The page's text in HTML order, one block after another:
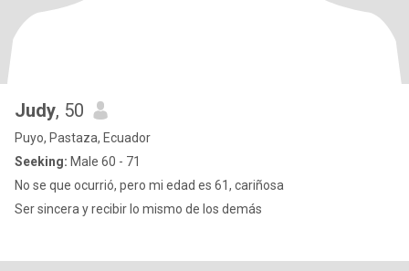
Judy, 50
Puyo, Pastaza, Ecuador
Seeking: Male 60 - 71
No se que ocurrió, pero mi edad es 61, cariñosa
Ser sincera y recibir lo mismo de los demás